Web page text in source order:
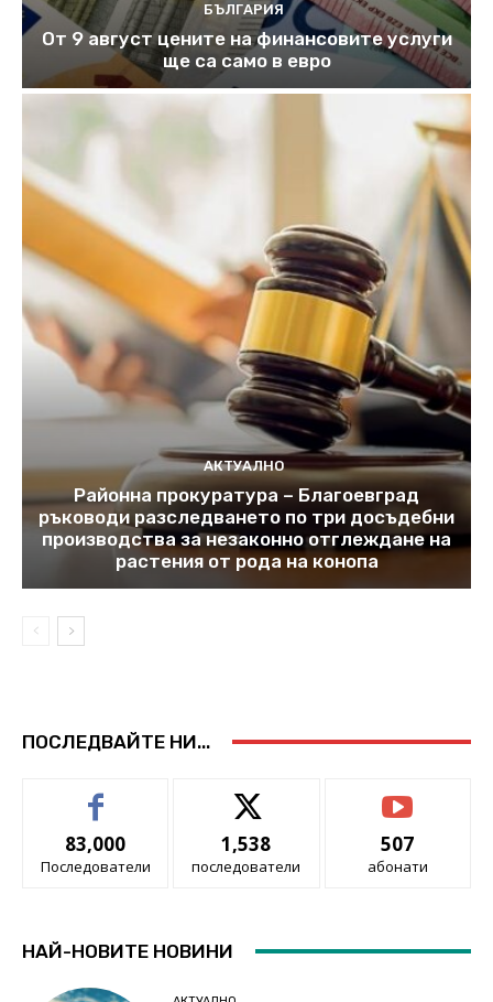
БЪЛГАРИЯ
От 9 август цените на финансовите услуги
ще са само в евро
АКТУАЛНО
Районна прокуратура – Благоевград
ръководи разследването по три досъдебни
производства за незаконно отглеждане на
растения от рода на конопа
ПОСЛЕДВАЙТЕ НИ...
83,000
Последователи
1,538
последователи
507
абонати
НАЙ-НОВИТЕ НОВИНИ